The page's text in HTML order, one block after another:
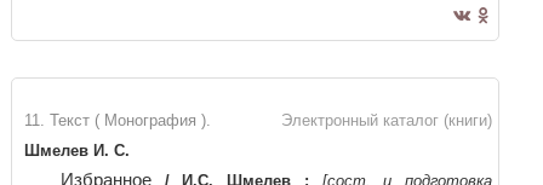
Электронный каталог (книги)
11. Текст ( Монография ).
Шмелев И. С.
Избранное / И.С. Шмелев ;
[сост. и подготовка